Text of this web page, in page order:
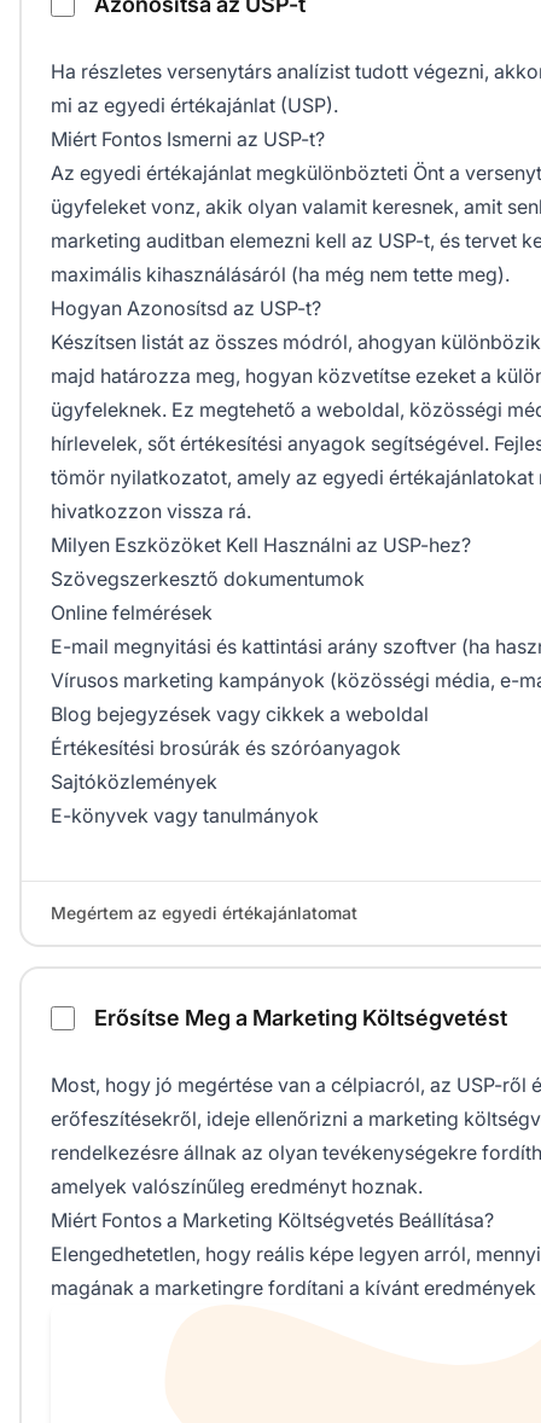
Ha részletes versenytárs analízist tudott végezni,
mi az egyedi értékajánlat (USP).
Miért Fontos Ismerni az USP-t?
Az egyedi értékajánlat megkülönbözteti Önt a
ügyfeleket vonz, akik olyan valamit keresnek, amit
marketing auditban elemezni kell az USP-t, és tervet
maximális kihasználásáról (ha még nem tette meg).
Hogyan Azonosítsd az USP-t?
Készítsen listát az összes módról, ahogyan
majd határozza meg, hogyan közvetítse ezeket a
ügyfeleknek. Ez megtehető a weboldal, közösségi
hírlevelek, sőt értékesítési anyagok segítségével.
tömör nyilatkozatot, amely az egyedi értékajánlatokat
hivatkozzon vissza rá.
Milyen Eszközöket Kell Használni az USP-hez?
Szövegszerkesztő dokumentumok
Online felmérések
E-mail megnyitási és kattintási arány szoftver (ha
Vírusos marketing kampányok (közösségi média, e-
Blog bejegyzések vagy cikkek a weboldal
Értékesítési brosúrák és szóróanyagok
Sajtóközlemények
E-könyvek vagy tanulmányok
Megértem az egyedi értékajánlatomat
Erősítse Meg a Marketing Költségvetést
Most, hogy jó megértése van a célpiacról, az USP-ről
erőfeszítésekről, ideje ellenőrizni a marketing
rendelkezésre állnak az olyan tevékenységekre
amelyek valószínűleg eredményt hoznak.
Miért Fontos a Marketing Költségvetés Beállítása?
Elengedhetetlen, hogy reális képe legyen arról,
magának a marketingre fordítani a kívánt eredmények